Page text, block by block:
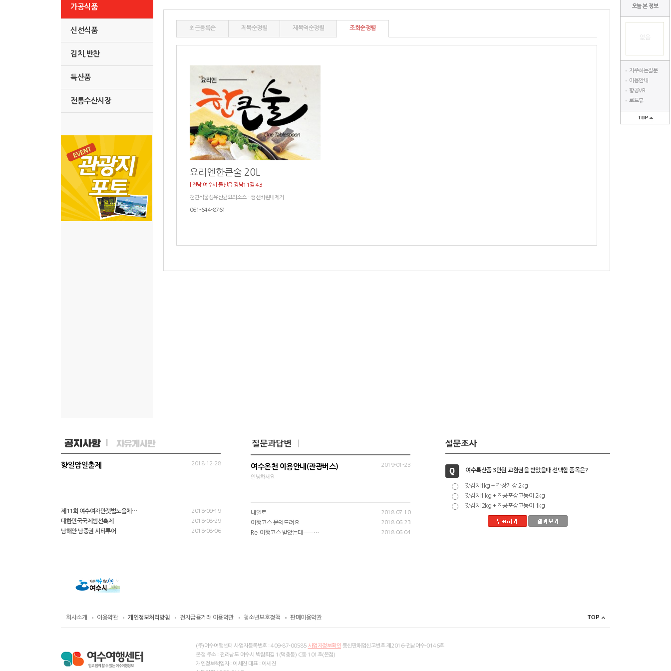
오늘 본 정보
없음
자주하는질문
이용안내
항공VR
로드뷰
가공식품
신선식품
김치,반찬
특산품
전통수산시장
최근등록순 제목순정렬 제목역순정렬 조회순정렬
요리엔한큰술 20L
| 전남 여수시 돌산읍 강남11길 43
천연식물성유산균요리소스 - 생선비린내제거
061-644-8761
향일암일출제 2018-12-28
제11회 여수여자만갯벌노을체… 2018-09-19
대한민국국제범선축제 2018-08-29
남해안 남중권 시티투어 2018-08-06
여수온천 이용안내(관광버스)
안녕하세요
2019-01-23
내일로 2018-07-10
여행코스 문의드려요 2018-06-23
Re: 여행코스 받았는데ㅡㅡ… 2018-06-04
여수특산품 3만원 교환권을 받았을때 선택할 품목은?
갓김치1kg + 간장게장 2kg
갓김치1 kg + 진공포장고등어 2kg
갓김치 2kg + 진공포장고등어 1kg
회사소개 이용약관 개인정보처리방침 전자금융거래 이용약관 청소년보호정책 판매이용약관
(주)여수여행센터 사업자등록번호 : 409-87-00585 사업자정보확인 통신판매업신고번호 제2016-전남여수-0146호
본점 주소 : 전라남도 여수시 박람회길 1(덕충동) C동 101호(본점)
개인정보책임자 : 이세진 대표 : 이세진